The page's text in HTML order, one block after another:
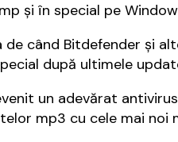
și în special pe
când Bitdefender și
după ultimele
un adevărat
mp3 cu cele mai noi